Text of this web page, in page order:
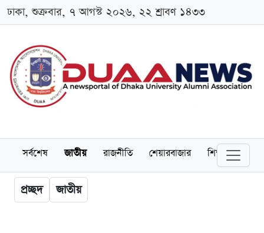
ঢাকা, শুক্রবার, ৭ আগস্ট ২০২৬, ২২ শ্রাবণ ১৪৩৩
সর্বশেষ জাতীয় রাজনীতি শেয়ারবাজার শিক্ষা
প্রচ্ছদ জাতীয়